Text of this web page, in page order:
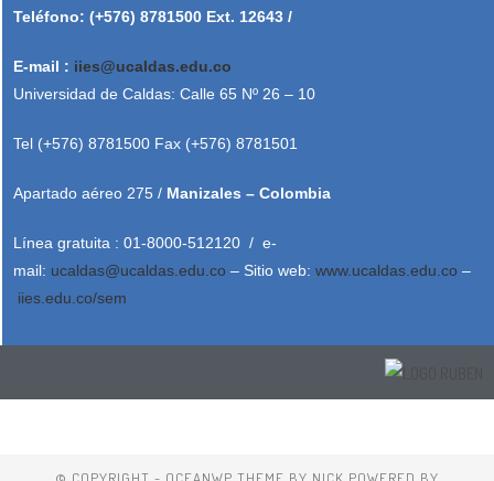
Teléfono: (+576) 8781500 Ext. 12643 /
E-mail : iies@ucaldas.edu.co
Universidad de Caldas: Calle 65 Nº 26 – 10
Tel (+576) 8781500 Fax (+576) 8781501
Apartado aéreo 275 / Manizales – Colombia
Línea gratuita : 01-8000-512120 / e-
mail: ucaldas@ucaldas.edu.co – Sitio web: www.ucaldas.edu.co –
iies.edu.co/sem